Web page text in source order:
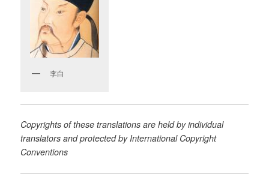
李白
Copyrights of these translations are held by individual
translators and protected by International Copyright
Conventions